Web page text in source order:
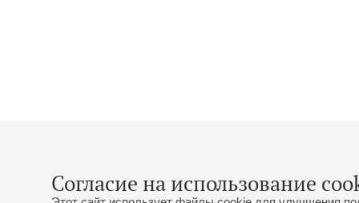
Согласие на использование